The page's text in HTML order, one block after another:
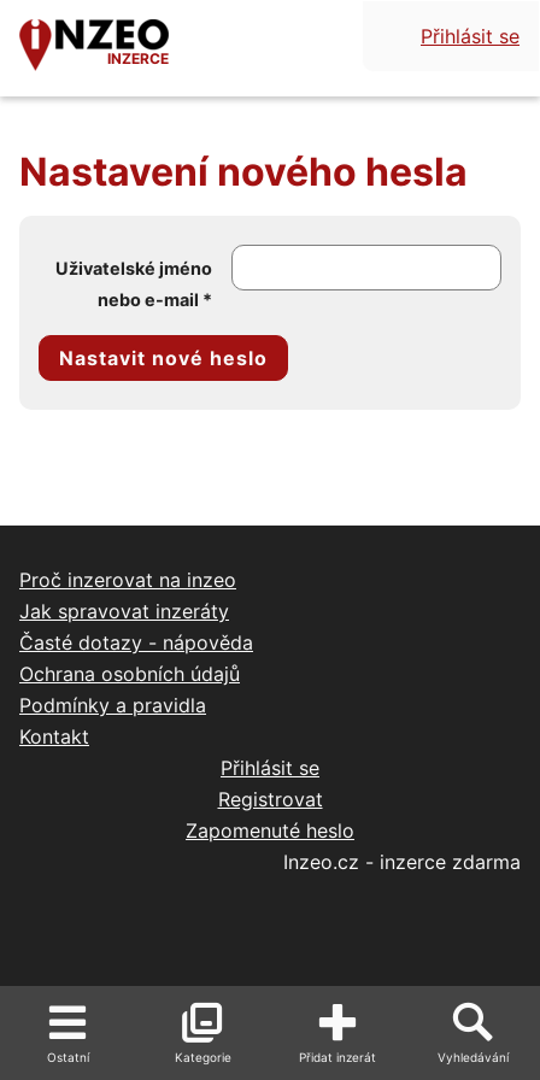
INZERCE
Přihlásit se
Nastavení nového hesla
Uživatelské jméno
nebo e-mail *
Kategorie
Ostatní Přidat inzerát Vyhledávání
Proč inzerovat na inzeo
Jak spravovat inzeráty
Časté dotazy - nápověda
Ochrana osobních údajů
Podmínky a pravidla
Kontakt
Přihlásit se
Registrovat
Zapomenuté heslo
Inzeo.cz - inzerce zdarma